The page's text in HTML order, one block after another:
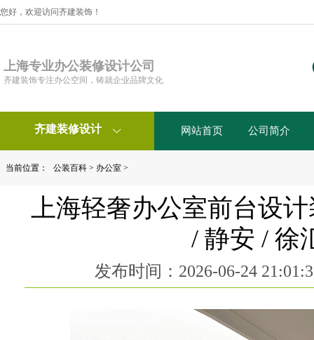
您好，欢迎访问齐建装饰！
上海专业办公装修设计公司
齐建装饰专注办公空间，铸就企业品牌文化
齐建装修设计  网站首页 公司简介
当前位置： 公装百科 > 办公室 >
上海轻奢办公室前台设
/ 静安 / 徐
发布时间：2026-06-24